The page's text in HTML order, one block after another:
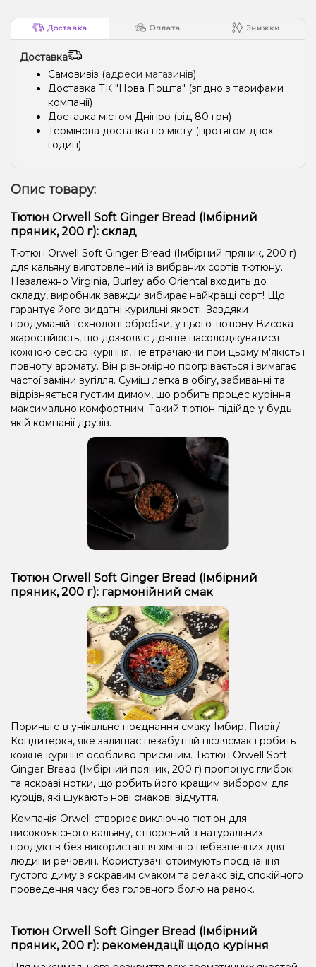
Доставка Оплата Знижки
Доставка
Самовивіз (адреси магазинів)
Доставка ТК "Нова Пошта" (згідно з тарифами
компанії)
Доставка містом Дніпро (від 80 грн)
Термінова доставка по місту (протягом двох
годин)
Опис товару:
Тютюн Orwell Soft Ginger Bread (Імбірний
пряник, 200 г): склад
Тютюн Orwell Soft Ginger Bread (Імбірний пряник, 200 г)
для кальяну виготовлений із вибраних сортів тютюну.
Незалежно Virginia, Burley або Oriental входить до
складу, виробник завжди вибирає найкращі сорт! Що
гарантує його видатні курильні якості. Завдяки
продуманій технології обробки, у цього тютюну Висока
жаростійкість, що дозволяє довше насолоджуватися
кожною сесією куріння, не втрачаючи при цьому м'якість і
повноту аромату. Він рівномірно прогрівається і вимагає
частої заміни вугілля. Суміш легка в обігу, забиванні та
відрізняється густим димом, що робить процес куріння
максимально комфортним. Такий тютюн підійде у будь-
якій компанії друзів.
Тютюн Orwell Soft Ginger Bread (Імбірний
пряник, 200 г): гармонійний смак
Пориньте в унікальне поєднання смаку Імбир, Пиріг/
Кондитерка, яке залишає незабутній післясмак і робить
кожне куріння особливо приємним. Тютюн Orwell Soft
Ginger Bread (Імбірний пряник, 200 г) пропонує глибокі
та яскраві нотки, що робить його кращим вибором для
курців, які шукають нові смакові відчуття.
Компанія Orwell створює виключно тютюн для
високоякісного кальяну, створений з натуральних
продуктів без використання хімічно небезпечних для
людини речовин. Користувачі отримують поєднання
густого диму з яскравим смаком та релакс від спокійного
проведення часу без головного болю на ранок.
Тютюн Orwell Soft Ginger Bread (Імбірний
пряник, 200 г): рекомендації щодо куріння